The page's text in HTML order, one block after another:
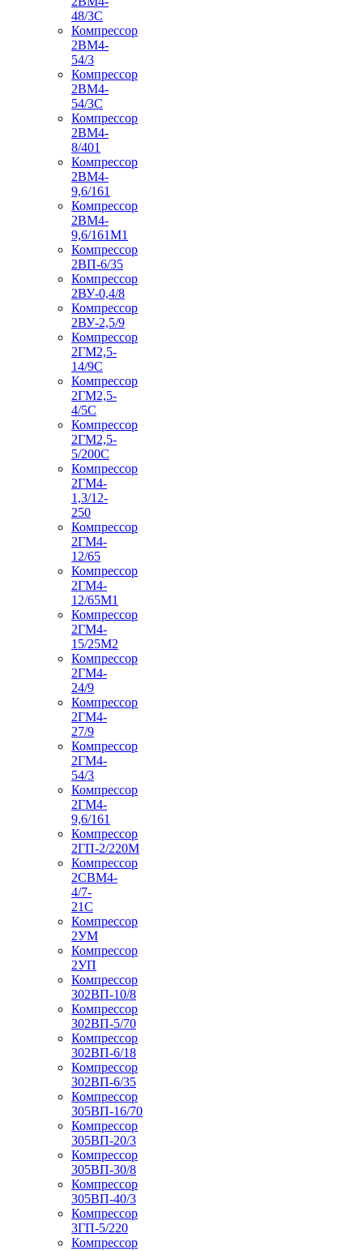
48/3С
Компрессор
2ВМ4-
54/3
Компрессор
2ВМ4-
54/3С
Компрессор
2ВМ4-
8/401
Компрессор
2ВМ4-
9,6/161
Компрессор
2ВМ4-
9,6/161М1
Компрессор
2ВП-6/35
Компрессор
2ВУ-0,4/8
Компрессор
2ВУ-2,5/9
Компрессор
2ГМ2,5-
14/9С
Компрессор
2ГМ2,5-
4/5С
Компрессор
2ГМ2,5-
5/200С
Компрессор
2ГМ4-
1,3/12-
250
Компрессор
2ГМ4-
12/65
Компрессор
2ГМ4-
12/65М1
Компрессор
2ГМ4-
15/25М2
Компрессор
2ГМ4-
24/9
Компрессор
2ГМ4-
27/9
Компрессор
2ГМ4-
54/3
Компрессор
2ГМ4-
9,6/161
Компрессор
2ГП-2/220М
Компрессор
2СВМ4-
4/7-
21С
Компрессор
2УМ
Компрессор
2УП
Компрессор
302ВП-10/8
Компрессор
302ВП-5/70
Компрессор
302ВП-6/18
Компрессор
302ВП-6/35
Компрессор
305ВП-16/70
Компрессор
305ВП-20/3
Компрессор
305ВП-30/8
Компрессор
305ВП-40/3
Компрессор
3ГП-5/220
Компрессор